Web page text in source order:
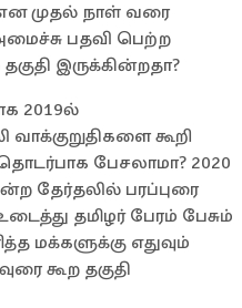
முதல் நாள் வரை
பதவி பெற்ற
இருக்கின்றதா?
2019ல்
கூறி
பேசலாமா? 2020
தேர்தலில் பரப்புரை
தமிழர் பேரம் பேசும்
மக்களுக்கு எதுவும்
கூற தகுதி